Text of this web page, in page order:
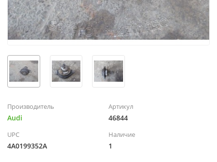
Производитель
Audi
Артикул
46844
UPC
4A0199352A
Наличие
1